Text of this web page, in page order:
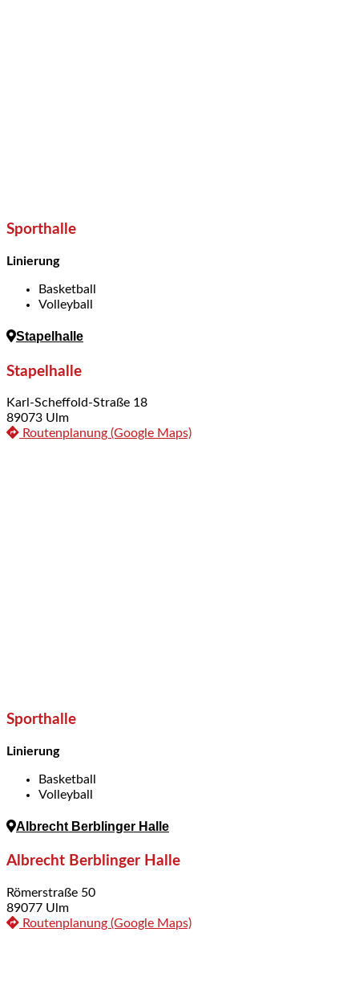
Sporthalle
Linierung
Basketball
Volleyball
Stapelhalle
Stapelhalle
Karl-Scheffold-Straße 18
89073 Ulm
Routenplanung (Google Maps)
Sporthalle
Linierung
Basketball
Volleyball
Albrecht Berblinger Halle
Albrecht Berblinger Halle
Römerstraße 50
89077 Ulm
Routenplanung (Google Maps)